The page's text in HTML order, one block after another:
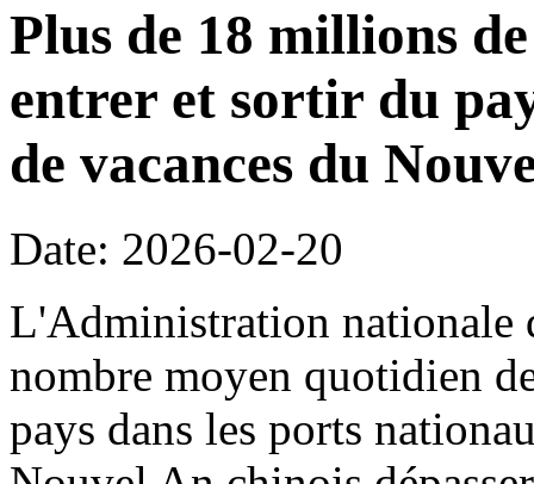
Plus de 18 millions
entrer et sortir du
de vacances du
Date: 2026-02-20
L'Administration nationale
nombre moyen quotidien
pays dans les ports